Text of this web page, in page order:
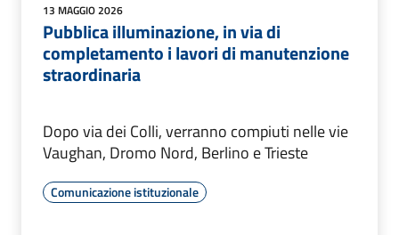
13 MAGGIO 2026
Pubblica illuminazione, in via di
completamento i lavori di manutenzione
straordinaria
Dopo via dei Colli, verranno compiuti nelle vie
Vaughan, Dromo Nord, Berlino e Trieste
Comunicazione istituzionale